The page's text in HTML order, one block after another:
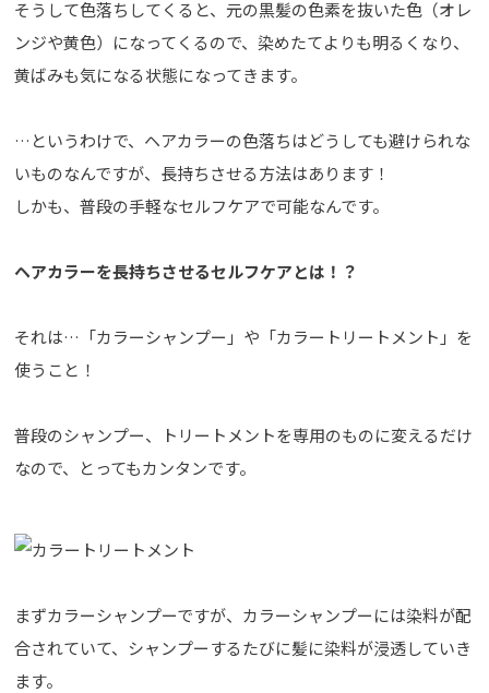
そうして色落ちしてくると、元の黒髪の色素を抜いた色（オレ
ンジや黄色）になってくるので、染めたてよりも明るくなり、
黄ばみも気になる状態になってきます。
…というわけで、ヘアカラーの色落ちはどうしても避けられな
いものなんですが、長持ちさせる方法はあります！
しかも、普段の手軽なセルフケアで可能なんです。
ヘアカラーを長持ちさせるセルフケアとは！？
それは…「カラーシャンプー」や「カラートリートメント」を
使うこと！
普段のシャンプー、トリートメントを専用のものに変えるだけ
なので、とってもカンタンです。
まずカラーシャンプーですが、カラーシャンプーには染料が配
合されていて、シャンプーするたびに髪に染料が浸透していき
ます。